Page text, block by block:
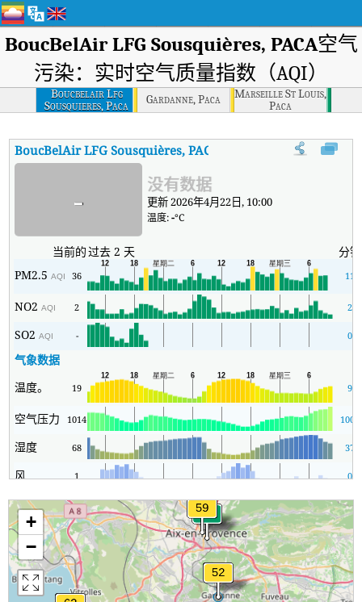
BoucBelAir LFG Sousquières, PACA空气
污染：实时空气质量指数（AQI）
Boucbelair Lfg
Sousquieres, Paca
Gardanne, Paca
Marseille St Louis,
Paca
BoucBelAir LFG Sousquières, PACA BoucBelAir LFG
- 没有数据
更新 2026年4月22日, 10:00
温度:-°C
当前的过去 2 天
分钟
PM2.5AQI 36 11
NO2AQI 2 2
SO2AQI - 0
气象数据
温度。
19 9
空气压力 1014 1008
湿度 68 37
风 1 0
+
−